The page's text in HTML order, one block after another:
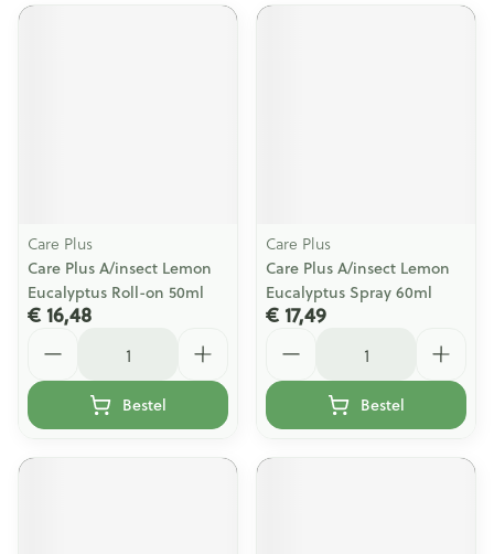
Care Plus
Care Plus A/insect Lemon
Eucalyptus Roll-on 50ml
€ 16,48
Bestel
Care Plus
Care Plus A/insect Lemon
Eucalyptus Spray 60ml
€ 17,49
Bestel